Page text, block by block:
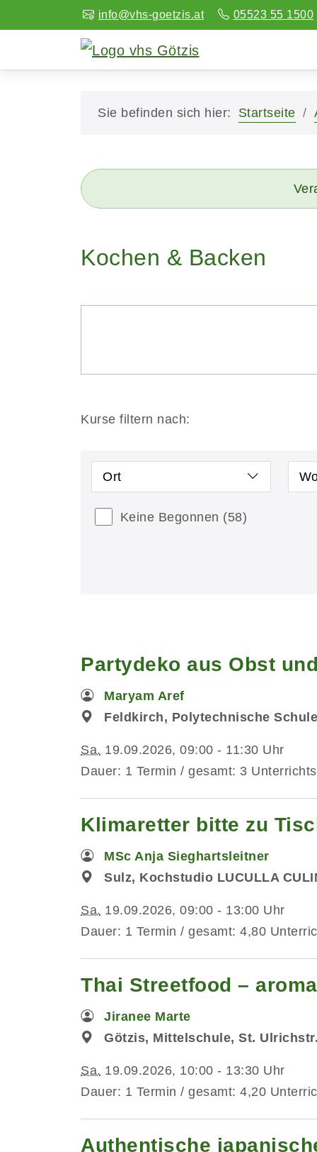
info@vhs-goetzis.at 05523 55 1500
Sie befinden sich hier: Startseite
Kochen & Backen
Kurse filtern nach:
Ort
Keine Begonnen (58)
Partydeko aus Obst
Maryam Aref
Feldkirch, Polytechnische
Sa. 19.09.2026, 09:00 - 11:30 Uhr
Dauer: 1 Termin / gesamt: 3
Klimaretter bitte zu
MSc Anja Sieghartsleitner
Sulz, Kochstudio LUCULLA
Sa. 19.09.2026, 09:00 - 13:00 Uhr
Dauer: 1 Termin / gesamt: 4,80
Thai Streetfood –
Jiranee Marte
Götzis, Mittelschule, St.
Sa. 19.09.2026, 10:00 - 13:30 Uhr
Dauer: 1 Termin / gesamt: 4,20
Authentische